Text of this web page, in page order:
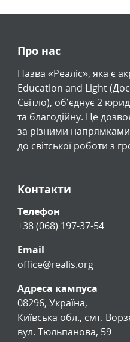
Про нас
Назва «Реаліс», яка є
Education and Light
Світло), обʼєднує 2
та благодійну. Це
за різними напрямками:
до світської роботи з
Контакти
Телефон
+38 (068) 197-37-54
Email
office@realis.org
Адреса кампуса
08296, Україна,
Київська обл., смт.
вул. Тюльпанова, 59